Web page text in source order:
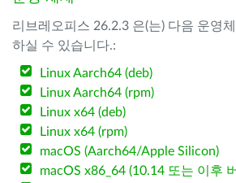
리브레오피스 26.2.3 은(는) 다음 운영
하실 수 있습니다.:
Linux Aarch64 (deb)
Linux Aarch64 (rpm)
Linux x64 (deb)
Linux x64 (rpm)
macOS (Aarch64/Apple Silicon)
macOS x86_64 (10.14 또는 이후